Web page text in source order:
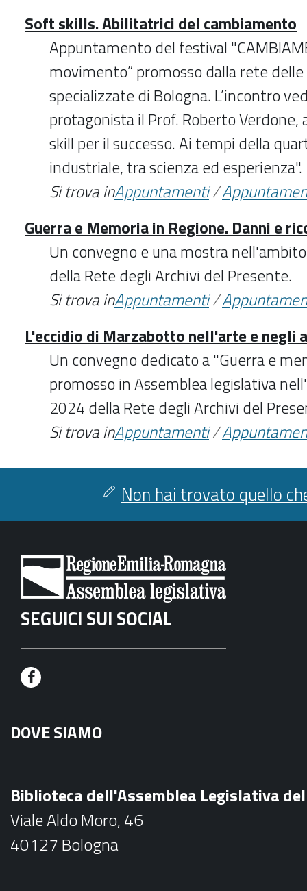
Soft skills. Abilitatrici del cambiamento
Appuntamento del festival
movimento” promosso dalla rete
specializzate di Bologna. L’incontro
protagonista il Prof. Roberto
skill per il successo. Ai tempi della
industriale, tra scienza ed esperienza".
Si trova inAppuntamenti/
Guerra e Memoria in Regione. Danni e
Un convegno e una mostra
della Rete degli Archivi del Presente.
Si trova inAppuntamenti/
L'eccidio di Marzabotto nell'arte e negli
Un convegno dedicato a "Guerra e
promosso in Assemblea legislativa
2024 della Rete degli Archivi del
Si trova inAppuntamenti/
Non hai trovato quello
SEGUICI SUI SOCIAL
F
c
e
o
k
DOVE SIAMO
Biblioteca dell'Assemblea Legislativa
Viale Aldo Moro, 46
40127 Bologna